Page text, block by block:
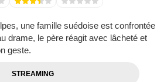
une famille suédoise est confrontée
drame, le père réagit avec lâcheté et
geste.
STREAMING